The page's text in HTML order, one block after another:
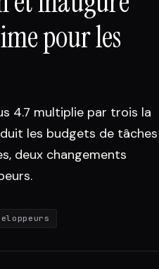
pour les
4.7 multiplie par trois la
les budgets de tâches
deux changements